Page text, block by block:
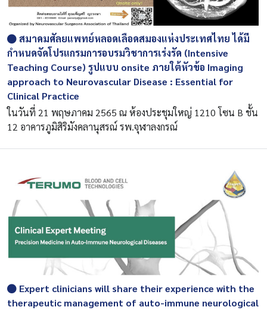
สมาคมศัลยแพทย์หลอดเลือดสมองแห่งประเทศไทย ได้มี
กำหนดจัดโปรแกรมการอบรมวิชาการเร่งรัด (Intensive
Teaching Course) รูปแบบ onsite ภายใต้หัวข้อ Imaging
approach to Neurovascular Disease : Essential for
Clinical Practice
ในวันที่ 21 พฤษภาคม 2565 ณ ห้องประชุมใหญ่ 1210 โซน B ชั้น
12 อาคารภูมิสิริมังคลานุสรณ์ รพ.จุฬาลงกรณ์
Expert clinicians will share their experience with the
therapeutic management of auto-immune neurological